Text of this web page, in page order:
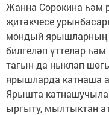
Жанна Сорокина һәм
җитәкчесе
мондый ярышларның
билгеләп үттеләр
тагын да ныклап
ярышларда катнаша
Ярышта
ыргыту, мылтыктан